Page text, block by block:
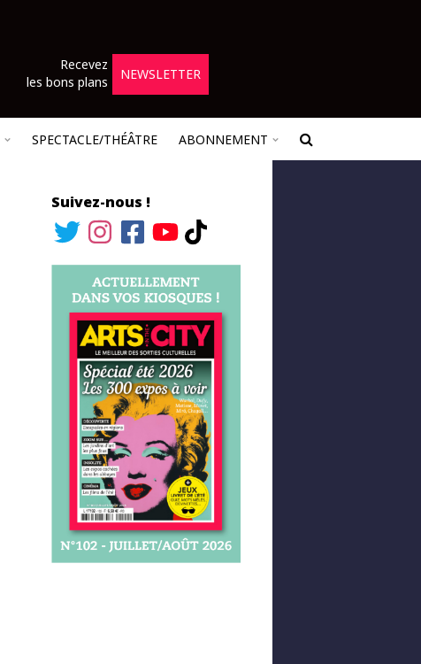
Recevez
les bons plans
NEWSLETTER
SPECTACLE/THÉÂTRE ABONNEMENT
Suivez-nous !